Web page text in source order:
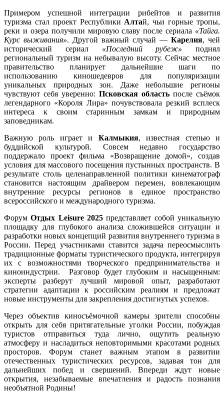
Примером успешной интеграции рибейтов и развития
туризма стал проект РеспубликиАлтай, чьи горные тропы,
реки и озера получили мировую славу после сериала «Тайга.
Курс выживания». Другой важный случай — Карелия, чей
исторический сериал «Последний рубеж» поднял
региональный туризм на небывалую высоту. Сейчас местное
правительство планирует дальнейшие шаги по
использованию киношедевров для популяризации
уникальных природных зон. Даже небольшие регионы
чувствуют себя уверенно: Псковская область после съёмок
легендарного «Короля Лира» почувствовала резкий всплеск
интереса к своим старинным замкам и природным
заповедникам.
Важную роль играет и Калмыкия, известная степью и
буддийской культурой. Совсем недавно государство
поддержало проект фильма «Возвращение домой», создав
условия для массового посещения пустынных пространств. В
результате столь целенаправленной политики кинематограф
становится настоящим драйвером перемен, вовлекающим
внутренние ресурсы регионов в единое пространство
всероссийского и международного туризма.
ФорумОтдых Leisure 2025 представляет собой уникальную
площадку для глубокого анализа сложившейся ситуации и
разработки новых концепций развития внутреннего туризма в
России. Перед участниками ставится задача переосмыслить
традиционные форматы туристического продукта, интегрируя
их с возможностями творческого предпринимательства и
киноиндустрии. Разговор будет глубоким и насыщенным:
эксперты разберут лучший мировой опыт, разработают
стратегии адаптации к российским реалиям и предложат
новые инструменты для закрепления достигнутых успехов.
Через объектив киносъёмочной камеры зрители способны
открыть для себя притягательные уголки России, побуждая
туристов отправиться туда лично, ощутить реальную
атмосферу и насладиться неповторимыми красотами родных
просторов. Форум станет важным этапом в развитии
отечественных туристических ресурсов, задавая тон для
дальнейших побед и свершений. Впереди ждут новые
открытия, незабываемые впечатления и радость познания
необъятной Родины!